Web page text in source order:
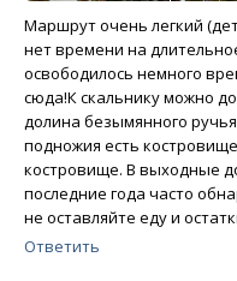
Маршрут очень легкий
нет времени на
освободилось немного
сюда!К скальнику можно
долина безымянного
подножия есть
костровище. В выходные
последние года часто
не оставляйте еду и
Ответить